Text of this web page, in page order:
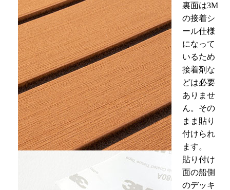
裏面は3M
の接着シ
ール仕様
になって
いるため
接着剤な
どは必要
ありませ
ん。その
まま貼り
付けられ
ます。
貼り付け
面の船側
のデッキ